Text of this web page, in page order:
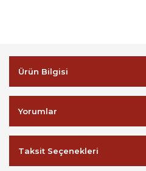
Ürün Bilgisi
Yorumlar
Taksit Seçenekleri